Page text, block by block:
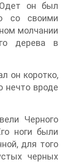
он был
со своими
молчании
дерева в
он коротко,
нечто вроде
Черного
ноги были
для того
черных